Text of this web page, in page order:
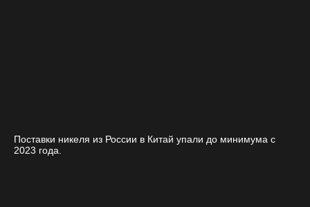
Поставки никеля из России в Китай упали до минимума с
2023 года.